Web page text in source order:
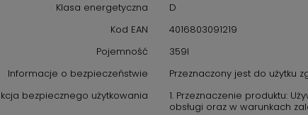
Klasa energetyczna
D
Kod EAN
4016803091219
Pojemność
359l
Informacje o bezpieczeństwie
Przeznaczony jest do użytku
bezpiecznego użytkowania
1. Przeznaczenie produktu:
obsługi oraz w warunkach